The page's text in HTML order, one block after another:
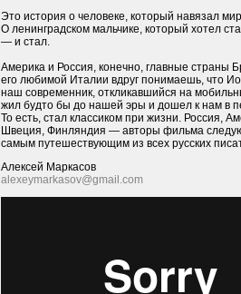
Это история о человеке, который навязал
О ленинградском мальчике, который хотел
— и стал.
Америка и Россия, конечно, главные страны
его любимой Италии вдруг понимаешь, что
наш современник, откликавшийся на
жил будто бы до нашей эры и дошел к нам в
То есть, стал классиком при жизни. Россия,
Швеция, Финляндия — авторы фильма
самым путешествующим из всех русских
Алексей Маркасов
alexeymarkasov@gmail.com